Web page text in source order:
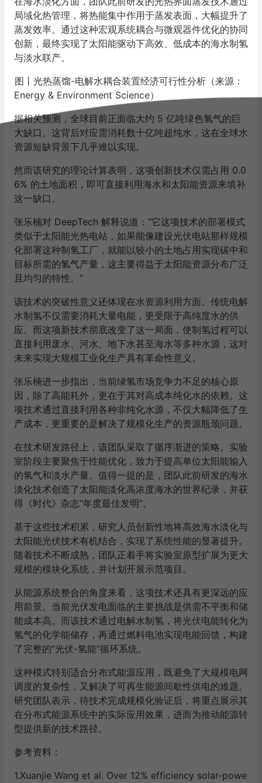
局域化热管理，将热能集中作用于蒸发表面，大幅提升了
蒸发效率。通过这种宏观系统耦合与微观器件优化的协同
创新，最终实现了太阳能驱动下高效、低成本的海水制氢
与淡水联产。
图丨光热蒸馏-电解水耦合装置经济可行性分析（来源：
Energy & Environment Science）
据相关预测，全球目前正面临大约 5 亿吨绿色氢气的巨
大缺口。这背后对应需消耗数十亿吨超纯水，这在全球水
资源短缺背景下几乎难以实现。
然而该研究的理论计算表明，这项创新技术仅需占用 0.0
6% 的土地面积，即可直接利用海水和太阳能资源来填补
这一缺口。
张乐楠对 DeepTech 解释说道：“它这项技术的部署模式
类似于太阳能光热电站，如果能像建设光伏电站那样规模
化部署这种制氢工厂，就能以较小的土地占用实现碳中和
目标所需的氢气产量，这主要得益于太阳能资源分布广泛
且均匀的特性。”
该技术的突破性意义还体现在水资源利用方面。传统电解
水制氢不仅需要消耗大量电能，更受限于高纯度水的供
应。而这项新技术彻底改变了这一局面，使制氢过程可以
直接利用废水、河水、地下水甚至海水等多种水源，这对
未来实现大规模工业化生产具有革命性意义。
张乐楠进一步指出，当前绿氢市场竞争力不足的核心原
因，除了高能耗外，更在于其对高成本纯化水的依赖。这
项技术通过直接利用各种非纯化水源，不仅大幅降低了生
产成本，更重要的是解决了规模化生产的资源瓶颈问题。
在技术研发路径上，该团队采取了循序渐进的策略。实验
室阶段主要聚焦于性能优化，致力于提高单位太阳能输入
的氢气和淡水产量。值得一提的是，团队此前研发的海水
淡化技术创造了太阳能淡化高浓度海水的世界纪录，并获
得《时代》杂志“年度最佳发明”。
基于这些技术积累，研究人员创新性地将高效海水淡化与
太阳能光伏技术有机结合，实现了系统性能的显著提升。
随着技术不断成熟，团队正着手将实验室原型扩展为更大
规模的模块化系统，并计划开展示范项目。
从能源系统整合的角度来看，这项技术还具有更深远的应
用前景。当前光伏发电面临的主要挑战是供需不平衡和储
能成本高。而该技术通过电解水制氢，将光伏电能转化为
氢气的化学能储存，再通过燃料电池实现电能回馈，构建
了完整的“光伏-氢能”循环系统。
这种模式特别适合分布式能源应用，既避免了大规模电网
调度的复杂性，又解决了可再生能源间歇性供电的难题。
研究团队表示，待技术完成规模化验证后，将重点展示其
在分布式能源系统中的实际应用效果，进而为推动能源转
型提供新的技术路径。
参考资料：
1.Xuanjie Wang et al. Over 12% efficiency solar-powe